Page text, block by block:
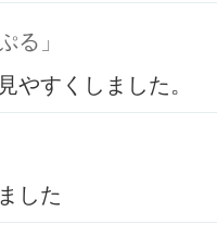
る」
やすくしました。
した